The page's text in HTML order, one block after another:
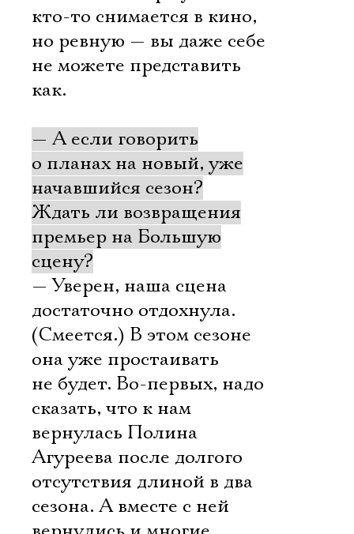
кто-то снимается в кино,
но ревную — вы даже себе
не можете представить
как.
— А если говорить
о планах на новый, уже
начавшийся сезон?
Ждать ли возвращения
премьер на Большую
сцену?
— Уверен, наша сцена
достаточно отдохнула.
(Смеется.) В этом сезоне
она уже простаивать
не будет. Во-первых, надо
сказать, что к нам
вернулась Полина
Агуреева после долгого
отсутствия длиной в два
сезона. А вместе с ней